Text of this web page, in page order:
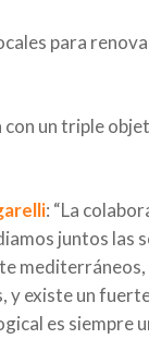
para
con un triple
: “La
juntos las
y existe un
es